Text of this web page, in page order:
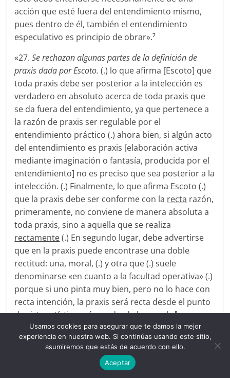
acción que esté fuera del entendimiento mismo,
pues dentro de él, también el entendimiento
especulativo es principio de obrar».7
«27.Se rechazan algunas partes de la definición de
praxis dada por Escoto. (.) lo que afirma [Escoto] que
toda praxis debe ser posterior a la intelección es
verdadero en absoluto acerca de toda praxis que
se da fuera del entendimiento, ya que pertenece a
la razón de praxis ser regulable por el
entendimiento práctico (.) ahora bien, si algún acto
del entendimiento es praxis [elaboración activa
mediante imaginación o fantasía, producida por el
entendimiento] no es preciso que sea posterior a la
intelección. (.) Finalmente, lo que afirma Escoto (.)
que la praxis debe ser conforme con la recta razón,
primeramente, no conviene de manera absoluta a
toda praxis, sino a aquella que se realiza
rectamente(.) En segundo lugar, debe advertirse
que en la praxis puede encontrase una doble
rectitud: una, moral, (.) y otra que (.) suele
denominarse «en cuanto a la facultad operativa» (.)
porque si uno pinta muy bien, pero no lo hace con
recta intención, la praxis será recta desde el punto
de vista artístico más no desde la moral».8
Como vemos, Suárez distingue adecuadamente el
sentido doble, equívoco, que posee el término
, o virtud, o «rectitud», griego. La rectitud
puede ser entendida para hacer referencia al
Usamos cookies para asegurar que te damos la mejor
experiencia en nuestra web. Si continúas usando este sitio,
asumiremos que estás de acuerdo con ello.
Aceptar